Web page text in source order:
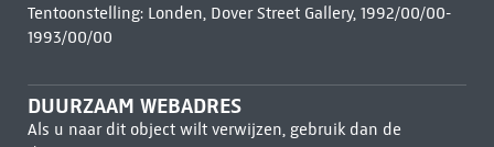
Tentoonstelling: Londen, Dover Street Gallery, 1992/00/00-
1993/00/00
DUURZAAM WEBADRES
Als u naar dit object wilt verwijzen, gebruik dan de